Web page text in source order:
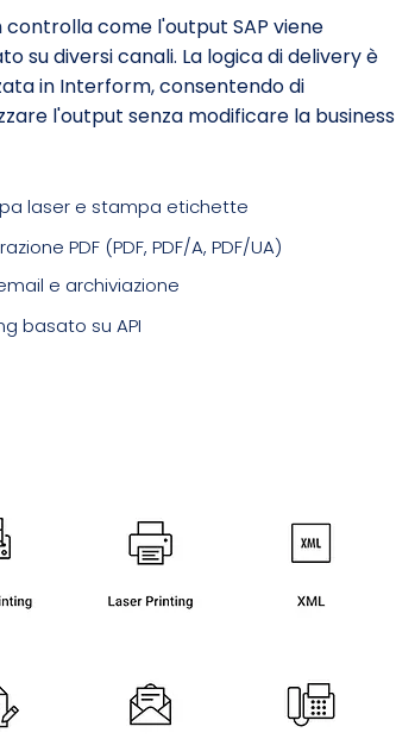
come l'output SAP viene
su diversi canali. La logica di delivery è
in Interform, consentendo di
l'output senza modificare la business
laser e stampa etichette
PDF (PDF, PDF/A, PDF/UA)
e archiviazione
basato su API